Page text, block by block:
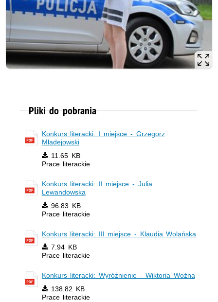
Pliki do pobrania
Konkurs literacki: I miejsce - Grzegorz
Mładejowski
11.65 KB
Prace literackie
Konkurs literacki: II miejsce - Julia
Lewandowska
96.83 KB
Prace literackie
Konkurs literacki: III miejsce - Klaudia Wolańska
7.94 KB
Prace literackie
Konkurs literacki: Wyróżnienie - Wiktoria Woźna
138.82 KB
Prace literackie